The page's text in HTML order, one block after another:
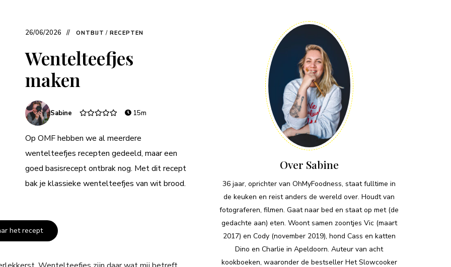
26/06/2026 ONTBIJT / RECEPTEN
Wentelteefjes
maken
Sabine 15m
Op OMF hebben we al meerdere
wentelteefjes recepten gedeeld, maar een
goed basisrecept ontbrak nog. Met dit recept
bak je klassieke wentelteefjes van wit brood.
het recept
Over Sabine
36 jaar, oprichter van OhMyFoodness, staat fulltime in
de keuken en reist anders de wereld over. Houdt van
fotograferen, filmen. Gaat naar bed en staat op met (de
gedachte aan) eten. Woont samen zoontjes Vic (maart
2017) en Cody (november 2019), hond Cass en katten
Dino en Charlie in Apeldoorn. Auteur van acht
kookboeken, waaronder de bestseller Het Slowcooker